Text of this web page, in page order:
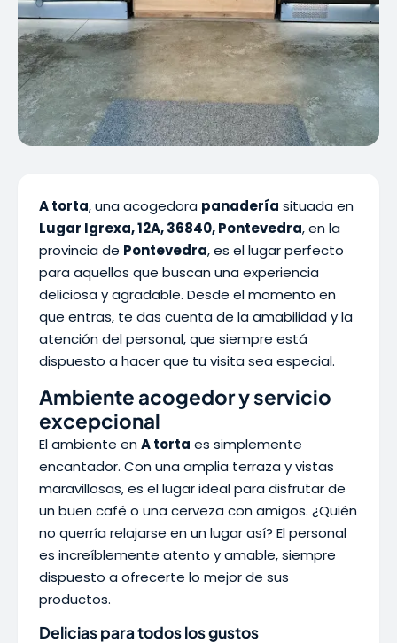
A torta, una acogedora panadería situada en
Lugar Igrexa, 12A, 36840, Pontevedra, en la
provincia de Pontevedra, es el lugar perfecto
para aquellos que buscan una experiencia
deliciosa y agradable. Desde el momento en
que entras, te das cuenta de la amabilidad y la
atención del personal, que siempre está
dispuesto a hacer que tu visita sea especial.
Ambiente acogedor y servicio
excepcional
El ambiente en A torta es simplemente
encantador. Con una amplia terraza y vistas
maravillosas, es el lugar ideal para disfrutar de
un buen café o una cerveza con amigos. ¿Quién
no querría relajarse en un lugar así? El personal
es increíblemente atento y amable, siempre
dispuesto a ofrecerte lo mejor de sus
productos.
Delicias para todos los gustos